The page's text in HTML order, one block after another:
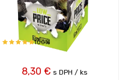
100%
8,30 € s DPH / ks